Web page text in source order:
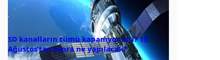
SD kanalların tümü kapanıyor mu? 15
Ağustos’tan sonra ne yapılacak?